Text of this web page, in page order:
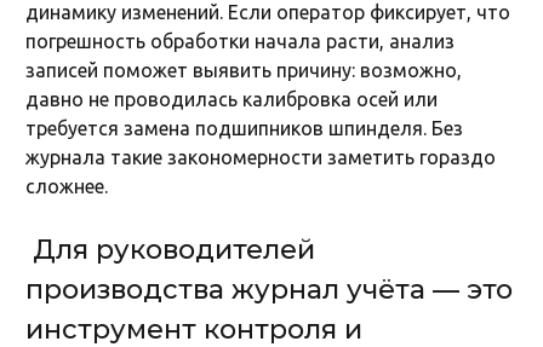
динамику изменений. Если оператор фиксирует, что
погрешность обработки начала расти, анализ
записей поможет выявить причину: возможно,
давно не проводилась калибровка осей или
требуется замена подшипников шпинделя. Без
журнала такие закономерности заметить гораздо
сложнее.
Для руководителей
производства журнал учёта — это
инструмент контроля и